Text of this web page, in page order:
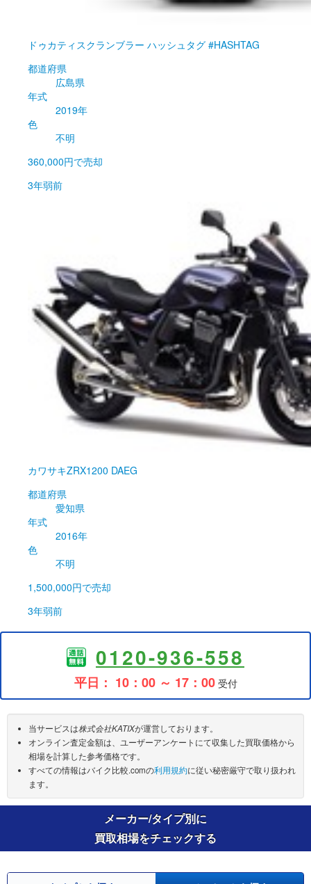
ドゥカティ スクランブラー ハッシュタグ #HASHTAG
都道府県
広島県
年式
2019年
色
不明
360,000円で売却
3年弱前
カワサキZRX1200 DAEG
都道府県
愛知県
年式
2016年
色
不明
1,500,000円で売却
3年弱前
0120-936-558
平日： 10：00 ～ 17：00受付
当サービスは株式会社KATIXが運営しております。
オンライン査定金額は、ユーザーアンケートにて収集した買取価格から
相場を計算した参考価格です。
すべての情報はバイク比較.comの利用規約に従い秘密厳守で取り扱われ
ます。
メーカー/タイプ別に
買取相場をチェックする